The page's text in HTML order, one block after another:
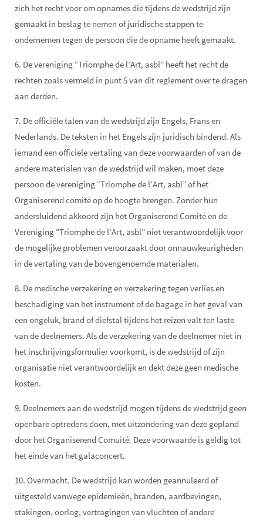
zich het recht voor om opnames die tijdens de wedstrijd zijn
gemaakt in beslag te nemen of juridische stappen te
ondernemen tegen de persoon die de opname heeft gemaakt.
6. De vereniging “Triomphe de l’Art, asbl” heeft het recht de
rechten zoals vermeld in punt 5 van dit reglement over te dragen
aan derden.
7. De officiële talen van de wedstrijd zijn Engels, Frans en
Nederlands. De teksten in het Engels zijn juridisch bindend. Als
iemand een officiële vertaling van deze voorwaarden of van de
andere materialen van de wedstrijd wil maken, moet deze
persoon de vereniging “Triomphe de l’Art, asbl” of het
Organiserend comité op de hoogte brengen. Zonder hun
andersluidend akkoord zijn het Organiserend Comité en de
Vereniging “Triomphe de l’Art, asbl” niet verantwoordelijk voor
de mogelijke problemen veroorzaakt door onnauwkeurigheden
in de vertaling van de bovengenoemde materialen.
8. De medische verzekering en verzekering tegen verlies en
beschadiging van het instrument of de bagage in het geval van
een ongeluk, brand of diefstal tijdens het reizen valt ten laste
van de deelnemers. Als de verzekering van de deelnemer niet in
het inschrijvingsformulier voorkomt, is de wedstrijd of zijn
organisatie niet verantwoordelijk en dekt deze geen medische
kosten.
9. Deelnemers aan de wedstrijd mogen tijdens de wedstrijd geen
openbare optredens doen, met uitzondering van deze gepland
door het Organiserend Comuité. Deze voorwaarde is geldig tot
het einde van het galaconcert.
10. Overmacht. De wedstrijd kan worden geannuleerd of
uitgesteld vanwege epidemieën, branden, aardbevingen,
stakingen, oorlog, vertragingen van vluchten of andere